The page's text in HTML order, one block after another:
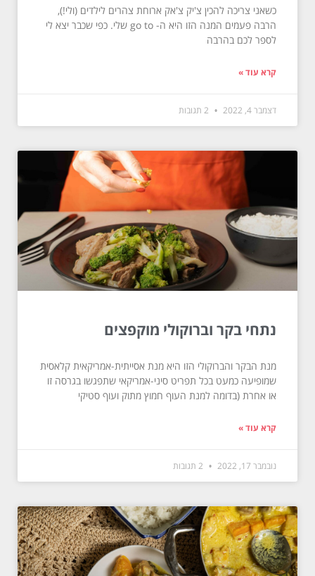
כשאני צריכה להכין צ'יק צ'אק ארוחת צהרים לילדים (ולי!),
הרבה פעמים המנה הזו היא ה- go to שלי. כפי שכבר יצא לי
לספר לכם בהרבה
קרא עוד »
דצמבר 4, 2022
נתחי בקר וברוקולי מוקפצים
מנת הבקר והברוקולי הזו היא מנת אסייתית-אמריקאית קלאסית
שמופיעה כמעט בכל תפריט סיני-אמריקאי שתפגשו בגרסה זו
או אחרת (בדומה למנת העוף חמוץ מתוק ועוף סטיקי
קרא עוד »
נובמבר 17, 2022